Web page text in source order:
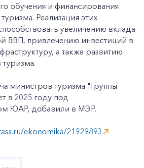
обучения и финансирования
Реализация этих
увеличению вклада
ВВП, привлечению инвестиций в
а также развитию
министров туризма "Группы
в 2025 году под
ЮАР, добавили в МЭР.
ekonomika/21929893